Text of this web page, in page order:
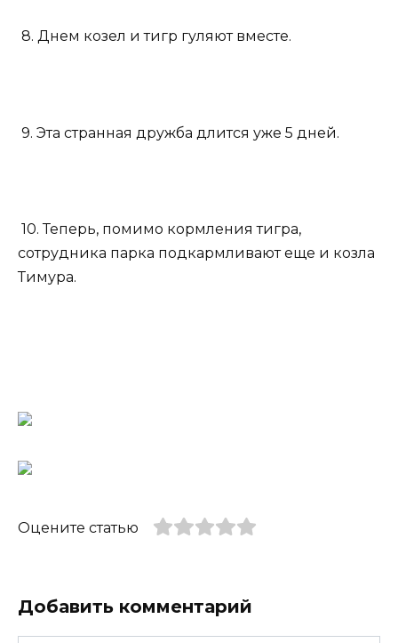
8. Днем козел и тигр гуляют вместе.
9. Эта странная дружба длится уже 5 дней.
10. Теперь, помимо кормления тигра,
сотрудника парка подкармливают еще и козла
Тимура.
Оцените статью
Добавить комментарий